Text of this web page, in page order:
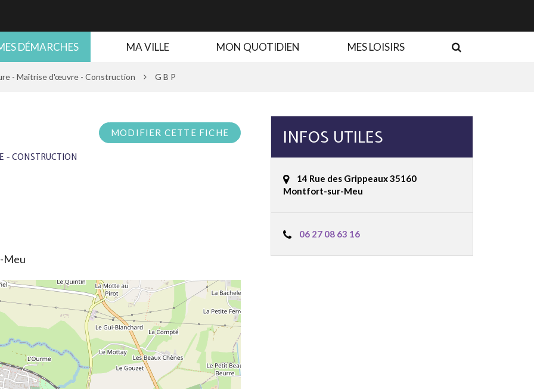
DÉMARCHES MA VILLE MON QUOTIDIEN MES LOISIRS
- Maîtrise d'œuvre - Construction G B P
MODIFIER CETTE FICHE
- CONSTRUCTION
Meu
INFOS UTILES
14 Rue des Grippeaux 35160
Montfort-sur-Meu
06 27 08 63 16